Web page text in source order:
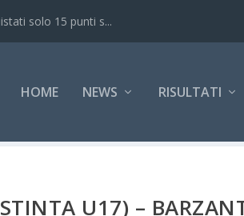
solo 15 punti s...
HOME NEWS RISULTATI
U17) –